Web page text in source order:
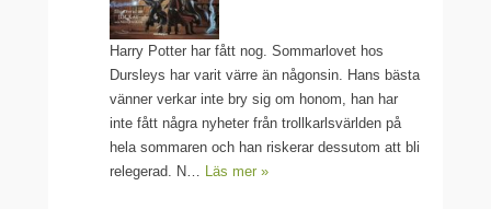
Harry Potter har fått nog. Sommarlovet hos
Dursleys har varit värre än någonsin. Hans bästa
vänner verkar inte bry sig om honom, han har
inte fått några nyheter från trollkarlsvärlden på
hela sommaren och han riskerar dessutom att bli
relegerad. N…
Läs mer »